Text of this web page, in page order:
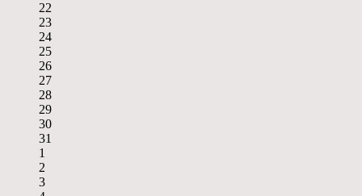
22
23
24
25
26
27
28
29
30
31
1
2
3